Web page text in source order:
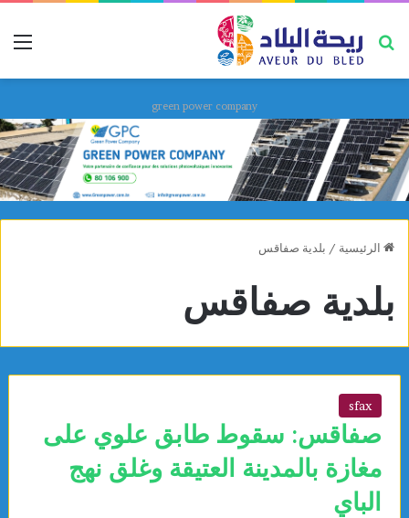
بحث عن
green power company
الرئيسية / بلدية صفاقس
بلدية صفاقس
sfax
صفاقس: سقوط طابق علوي على
مغازة بالمدينة العتيقة وغلق نهج
الباي